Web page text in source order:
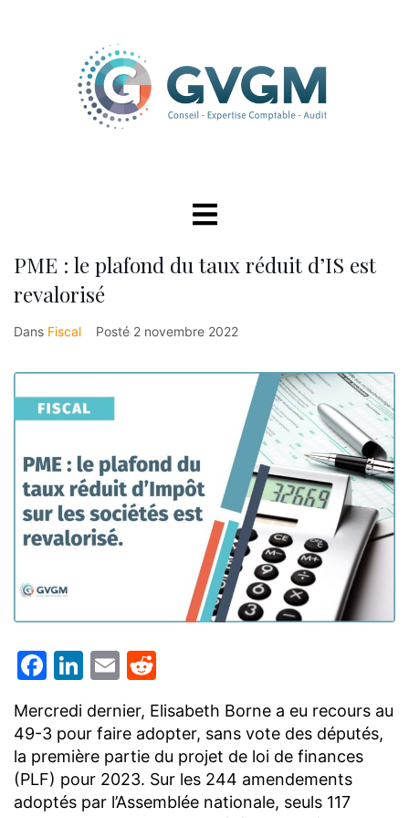
PME : le plafond du taux réduit d’IS est
revalorisé
Dans Fiscal Posté 2 novembre 2022
Facebook
LinkedIn
Email
Mercredi dernier, Elisabeth Borne a eu recours au
49-3 pour faire adopter, sans vote des députés,
la première partie du projet de loi de finances
(PLF) pour 2023. Sur les 244 amendements
adoptés par l’Assemblée nationale, seuls 117